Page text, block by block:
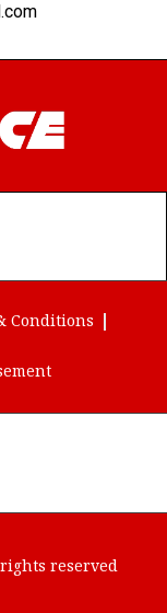
Conditions
reserved